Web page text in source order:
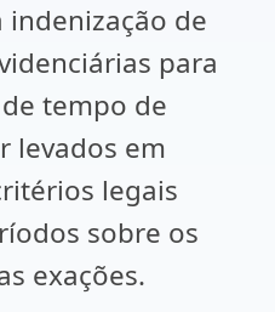
indenização de
para
tempo de
levados em
legais
sobre os
exações.